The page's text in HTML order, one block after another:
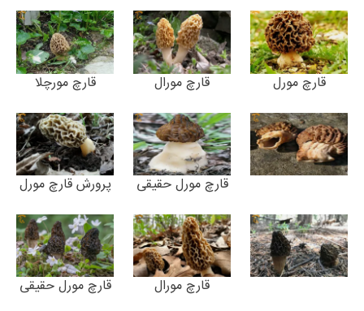
قارچ مورل قارچ مورال قارچ مورچلا
قارچ مورل حقیقی پرورش قارچ مورل
قارچ مورال قارچ مورل حقیقی